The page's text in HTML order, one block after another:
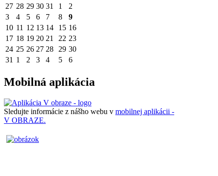
27 28 29 30 31 1
2
3
4 5 6 7 8
9
10 11 12 13 14 15 16
17 18 19 20 21 22 23
24 25 26 27 28 29 30
31 1 2 3 4 5 6
Mobilná aplikácia
Sledujte informácie z nášho webu v mobilnej aplikácii -
V OBRAZE.